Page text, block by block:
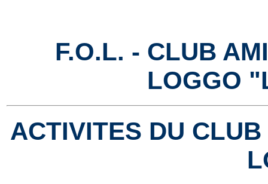
F.O.L. - CLUB
LOGGO
ACTIVITES DU